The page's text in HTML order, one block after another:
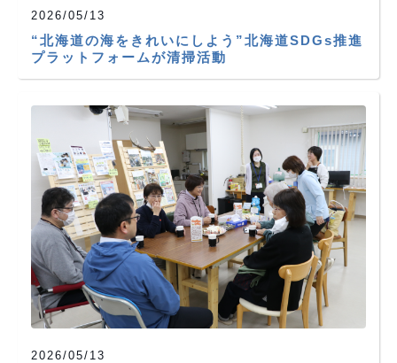
2026/05/13
“北海道の海をきれいにしよう”北海道SDGs推進
プラットフォームが清掃活動
2026/05/13